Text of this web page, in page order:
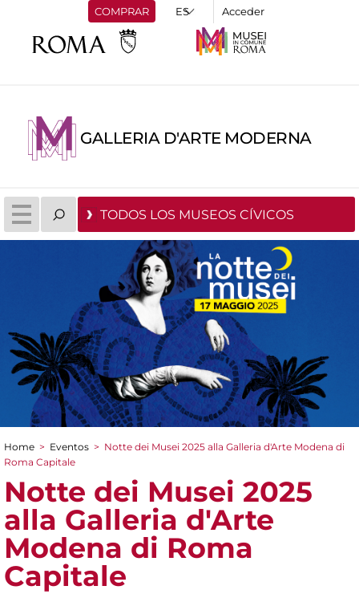
COMPRAR Acceder
GALLERIA D'ARTE MODERNA
TODOS LOS MUSEOS CÍVICOS
You are here
Home > Eventos > Notte dei Musei 2025 alla Galleria d'Arte Modena di
Roma Capitale
Notte dei Musei 2025
alla Galleria d'Arte
Modena di Roma
Capitale